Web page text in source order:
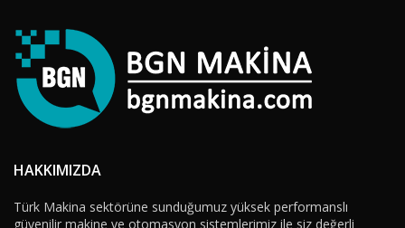
HAKKIMIZDA
Türk Makina sektörüne sunduğumuz yüksek performanslı
güvenilir makine ve otomasyon sistemlerimiz ile siz değerli